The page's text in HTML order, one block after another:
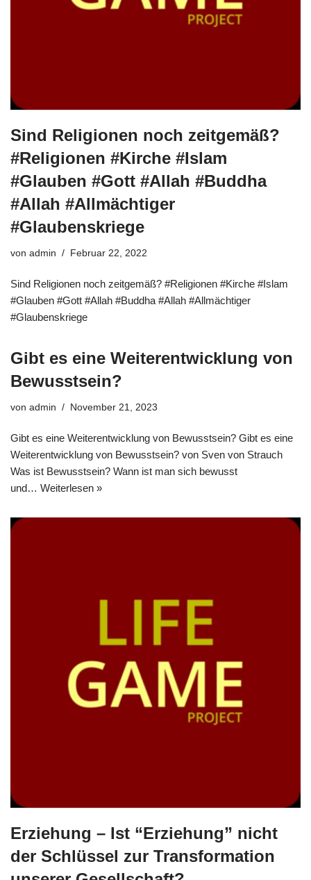
Sind Religionen noch zeitgemäß?
#Religionen #Kirche #Islam
#Glauben #Gott #Allah #Buddha
#Allah #Allmächtiger
#Glaubenskriege
von admin Februar 22, 2022
Sind Religionen noch zeitgemäß? #Religionen #Kirche #Islam
#Glauben #Gott #Allah #Buddha #Allah #Allmächtiger
#Glaubenskriege
Gibt es eine Weiterentwicklung von
Bewusstsein?
von admin November 21, 2023
Gibt es eine Weiterentwicklung von Bewusstsein? Gibt es eine
Weiterentwicklung von Bewusstsein? von Sven von Strauch
Was ist Bewusstsein? Wann ist man sich bewusst
und… Weiterlesen »
Erziehung – Ist “Erziehung” nicht
der Schlüssel zur Transformation